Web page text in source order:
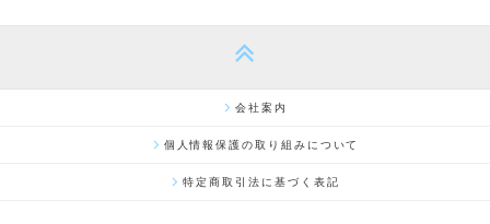
会社案内
個人情報保護の取り組みについて
特定商取引法に基づく表記